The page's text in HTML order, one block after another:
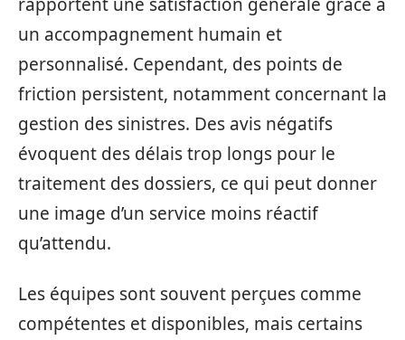
un accompagnement humain et
personnalisé. Cependant, des points de
friction persistent, notamment concernant la
gestion des sinistres. Des avis négatifs
évoquent des délais trop longs pour le
traitement des dossiers, ce qui peut donner
une image d’un service moins réactif
qu’attendu.
Les équipes sont souvent perçues comme
compétentes et disponibles, mais certains